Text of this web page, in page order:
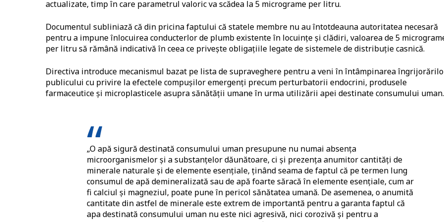
actualizate, timp în care parametrul valoric va scădea la 5 micrograme per litru.
Documentul subliniază că din pricina faptului că statele membre nu au întotdeauna autoritatea necesară
pentru a impune înlocuirea conducterlor de plumb existente în locuințe și clădiri, valoarea de 5
per litru să rămână indicativă în ceea ce privește obligațiile legate de sistemele de distribuție casnică.
Directiva introduce mecanismul bazat pe lista de supraveghere pentru a veni în întâmpinarea
publicului cu privire la efectele compușilor emergenți precum perturbatorii endocrini, produsele
farmaceutice și microplasticele asupra sănătății umane în urma utilizării apei destinate consumului uman.
„O apă sigură destinată consumului uman presupune nu numai absența
microorganismelor și a substanțelor dăunătoare, ci și prezența anumitor cantități de
minerale naturale și de elemente esențiale, ținând seama de faptul că pe termen lung
consumul de apă demineralizată sau de apă foarte săracă în elemente esențiale, cum ar
fi calciul și magneziul, poate pune în pericol sănătatea umană. De asemenea, o anumită
cantitate din astfel de minerale este extrem de importantă pentru a garanta faptul că
apa destinată consumului uman nu este nici agresivă, nici corozivă și pentru a